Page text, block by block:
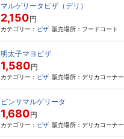
マルゲリータピザ（デリ）
2,150円
カテゴリー： ピザ 販売場所：フードコート
明太子マヨピザ
1,580円
カテゴリー： ピザ 販売場所：デリカコーナー
ピンサマルゲリータ
1,680円
カテゴリー： ピザ 販売場所：デリカコーナー